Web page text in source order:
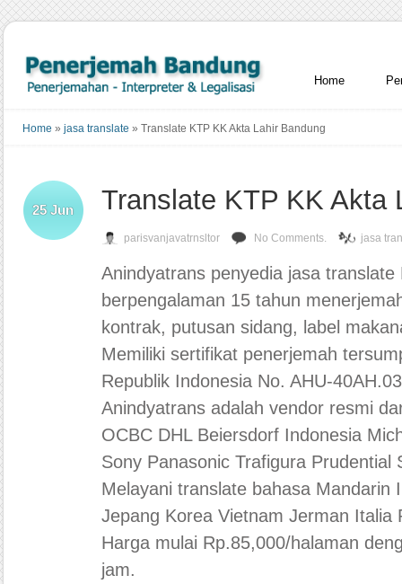
Home
Home » jasa translate » Translate KTP KK Akta Lahir Bandung
Translate KTP KK Akta
25Jun
parisvanjavatrnsltor No Comments. jasa
Anindyatrans penyedia jasa translate
berpengalaman 15 tahun
kontrak, putusan sidang, label
Memiliki sertifikat penerjemah
Republik Indonesia No. AHU-
Anindyatrans adalah vendor resmi
OCBC DHL Beiersdorf Indonesia
Sony Panasonic Trafigura Prudential
Melayani translate bahasa Mandarin
Jepang Korea Vietnam Jerman Italia
Harga mulai Rp.85,000/halaman
jam.